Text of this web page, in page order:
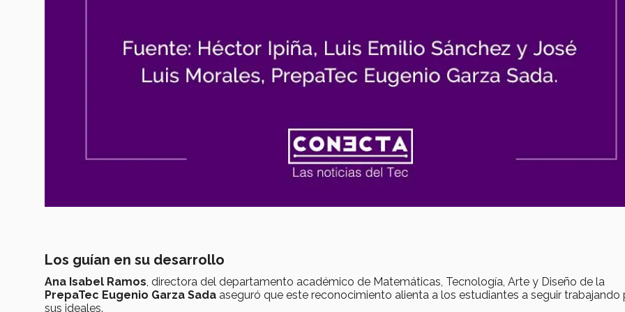
Los guían en su desarrollo
Ana Isabel Ramos, directora del departamento académico de Matemáticas, Tecnología, Arte y Diseño de la
PrepaTec Eugenio Garza Sada aseguró que este reconocimiento alienta a los estudiantes a seguir trabajando
sus ideales.